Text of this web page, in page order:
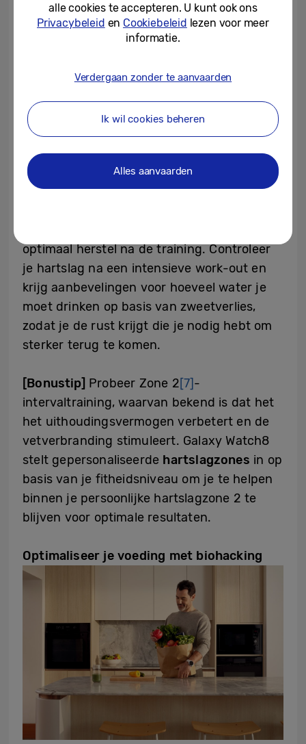
routine samen te stellen. Hij houdt je ook
gemotiveerd tijdens het hardlopen met
letsel? Running Coach biedt
trainingsprogramma’s op maat met de
ideale intensiteit, zodat je op een veilige
Hoe kan ik optimaal herstellen na de
optimaal herstel na de training. Controleer
je hartslag na een intensieve work-out en
krijg aanbevelingen voor hoeveel water je
moet drinken op basis van zweetverlies,
zodat je de rust krijgt die je nodig hebt om
sterker terug te komen.
[Bonustip] Probeer Zone 2[7]-
intervaltraining, waarvan bekend is dat het
het uithoudingsvermogen verbetert en de
vetverbranding stimuleert. Galaxy Watch8
stelt gepersonaliseerde hartslagzones in op
basis van je fitheidsniveau om je te helpen
binnen je persoonlijke hartslagzone 2 te
blijven voor optimale resultaten.
Optimaliseer je voeding met biohacking
alle cookies te accepteren. U kunt ook ons
Privacybeleid en Cookiebeleid lezen voor meer
informatie.
Verdergaan zonder te aanvaarden
Ik wil cookies beheren
Alles aanvaarden